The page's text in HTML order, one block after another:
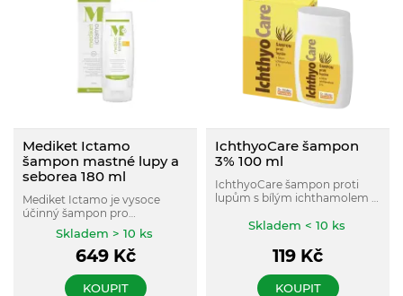
Mediket Ictamo
šampon mastné lupy a
seborea 180 ml
Mediket Ictamo je vysoce
účinný šampon pro
ošetřování problémů kůže
hlavy, které se projevují
podrážděním, svěděním a
nadměrnou tvorbou mazu.
Skladem > 10 ks
649Kč
KOUPIT
IchthyoCare šampon
3% 100 ml
IchthyoCare šampon proti
lupům s bílým ichthamolem 3
produkci mazu a tím výrazně
Skladem < 10 ks
119 Kč
KOUPIT